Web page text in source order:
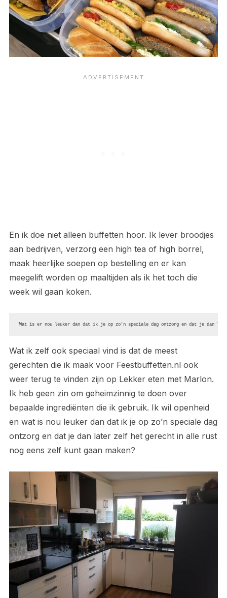
En ik doe niet alleen buffetten hoor. Ik lever broodjes
aan bedrijven, verzorg een high tea of high borrel,
maak heerlijke soepen op bestelling en er kan
meegelift worden op maaltijden als ik het toch die
week wil gaan koken.
'Wat is er nou leuker dan dat ik je op zo'n speciale dag ontzorg en dat je dan
Wat ik zelf ook speciaal vind is dat de meest
gerechten die ik maak voor Feestbuffetten.nl ook
weer terug te vinden zijn op Lekker eten met Marlon.
Ik heb geen zin om geheimzinnig te doen over
bepaalde ingrediënten die ik gebruik. Ik wil openheid
en wat is nou leuker dan dat ik je op zo’n speciale dag
ontzorg en dat je dan later zelf het gerecht in alle rust
nog eens zelf kunt gaan maken?